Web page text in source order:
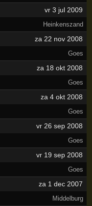
vr 3 jul 2009
Heinkenszand
za 22 nov 2008
Goes
za 18 okt 2008
Goes
za 4 okt 2008
Goes
vr 26 sep 2008
Goes
vr 19 sep 2008
Goes
za 1 dec 2007
Middelburg